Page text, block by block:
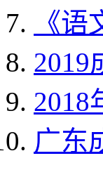
《
2019
2018
广东